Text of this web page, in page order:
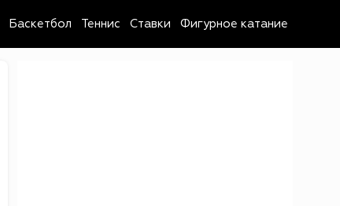
Баскетбол Теннис Ставки Фигурное катание